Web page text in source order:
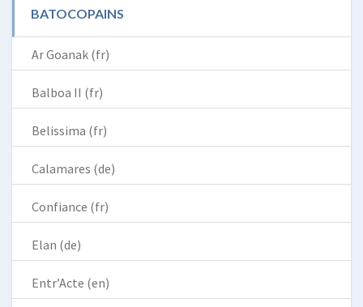
BATOCOPAINS
Ar Goanak (fr)
Balboa II (fr)
Belissima (fr)
Calamares (de)
Confiance (fr)
Elan (de)
Entr’Acte (en)